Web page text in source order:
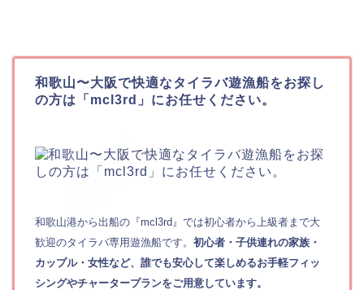
和歌山〜大阪で快適なタイラバ遊漁船をお探し
の方は「mcl3rd」にお任せください。
和歌山港から出船の『mcl3rd』では初心者から上級者まで大
歓迎のタイラバ専用遊漁船です。 初心者・子供連れの家族・
カップル・女性など、誰でも安心して楽しめるお手軽フィッ
シングやチャータープランをご用意しています。